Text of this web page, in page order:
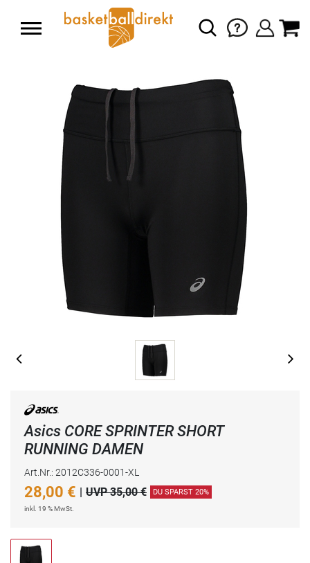
Asics CORE SPRINTER SHORT
RUNNING DAMEN
Art.Nr.: 2012C336-0001-XL
28,00 € | UVP 35,00 € DU SPARST 20%
inkl. 19 % MwSt.